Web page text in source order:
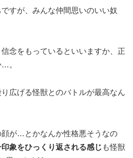
すが、みんな仲間思いのいい奴
念をもっているといいますか、正
。
広げる怪獣とのバトルが最高なん
顔が…とかなんか性格悪そうなの
象をひっくり返される感じ も怪獣